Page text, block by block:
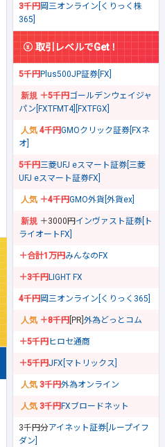
3千円岡三オンライン[くりっく株
365]
取引レベルでGet！
5千円Plus500JP証券[FX]
＋5千円ゴールデンウェイジャ
パン[FXTFMT4][FXTFGX]
4千円GMOクリック証券[FXネ
オ]
5千円三菱UFJ eスマート証券[三菱
UFJ eスマート証券FX]
＋4千円GMO外貨[外貨ex]
＋3000円 インヴァスト証券[ト
ライオートFX]
＋合計1万円みんなのFX
＋3千円LIGHT FX
4千円岡三オンライン[くりっく365]
＋8千円 [PR] 外為どっとコム
＋5千円ヒロセ通商
＋5千円JFX[マトリックス]
3千円外為オンライン
3千円FXブロードネット
3千円分アイネット証券[ループイフ
ダン]